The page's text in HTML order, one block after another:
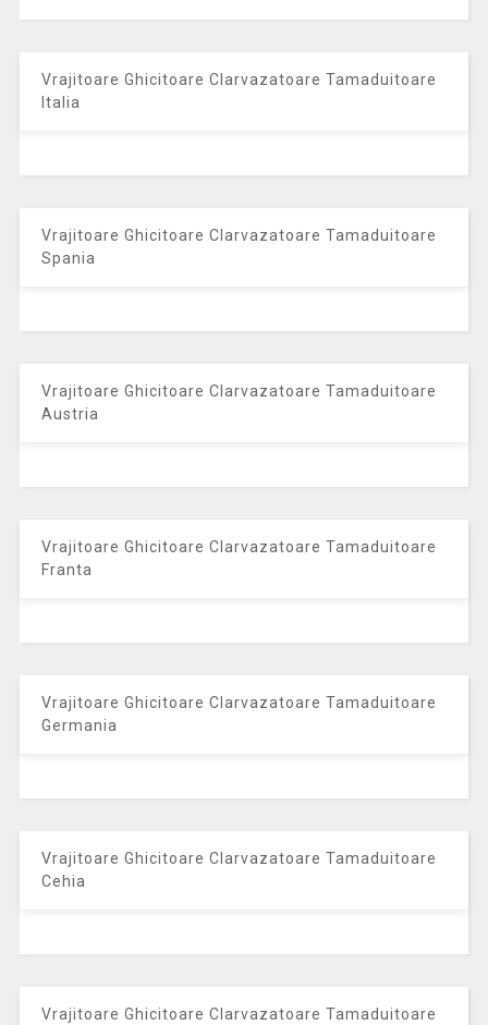
Vrajitoare Ghicitoare Clarvazatoare Tamaduitoare
Italia
Vrajitoare Ghicitoare Clarvazatoare Tamaduitoare
Spania
Vrajitoare Ghicitoare Clarvazatoare Tamaduitoare
Austria
Vrajitoare Ghicitoare Clarvazatoare Tamaduitoare
Franta
Vrajitoare Ghicitoare Clarvazatoare Tamaduitoare
Germania
Vrajitoare Ghicitoare Clarvazatoare Tamaduitoare
Cehia
Vrajitoare Ghicitoare Clarvazatoare Tamaduitoare